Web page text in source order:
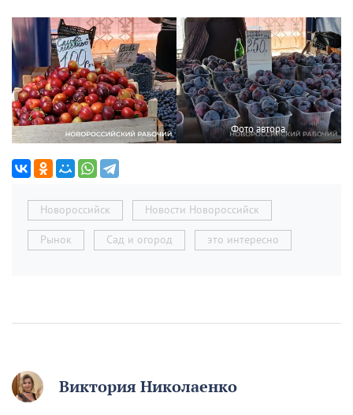
Фото автора.
Новороссийск Новости Новороссийск
Рынок Сад и огород это интересно
Виктория Николаенко